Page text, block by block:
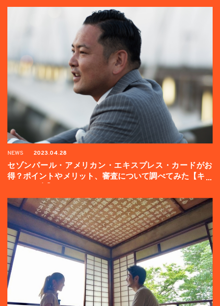
NEWS 2023.04.28
セゾンパール・アメリカン・エキスプレス・カードがお
得？ポイントやメリット、審査について調べてみた【キャ